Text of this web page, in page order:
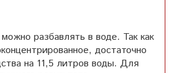
разбавлять в воде. Так как
достаточно
на 11,5 литров воды. Для